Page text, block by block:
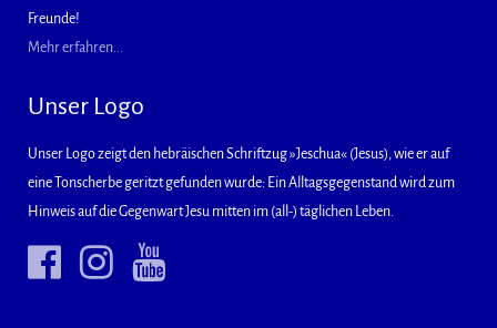
Freunde!
Mehr erfahren...
Unser Logo
Unser Logo zeigt den hebräischen Schriftzug »Jeschua« (Jesus), wie er auf
eine Tonscherbe geritzt gefunden wurde: Ein Alltagsgegenstand wird zum
Hinweis auf die Gegenwart Jesu mitten im (all-) täglichen Leben.